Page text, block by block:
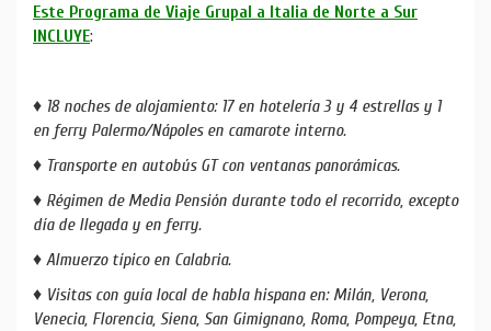
Este Programa de Viaje Grupal a Italia de Norte a Sur
INCLUYE:
♦ 18 noches de alojamiento: 17 en hotelería 3 y 4 estrellas y 1
en ferry Palermo/Nápoles en camarote interno.
♦ Transporte en autobús GT con ventanas panorámicas.
♦ Régimen de Media Pensión durante todo el recorrido, excepto
día de llegada y en ferry.
♦ Almuerzo típico en Calabria.
♦ Visitas con guía local de habla hispana en: Milán, Verona,
Venecia, Florencia, Siena, San Gimignano, Roma, Pompeya, Etna,